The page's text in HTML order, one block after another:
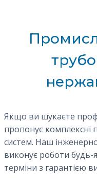
Якщо ви шукаєте
пропонує комплексні
систем. Наш
виконує роботи будь-
терміни з гарантією